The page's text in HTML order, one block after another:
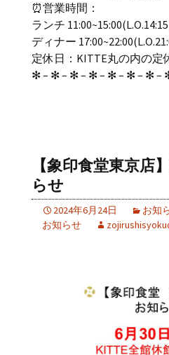
⏰営業時間：
ランチ
ディナー
定休日：KITTE丸の内の定
✻ – ✻ – ✻ – ✻ – ✻ – ✻ – ✻ –
【象印食堂東京店
らせ
2024年6月24日 お知
お知らせ